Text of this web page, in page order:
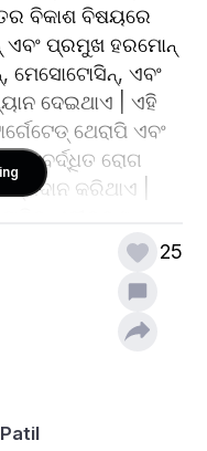
ବିକାଶ ବିଷୟରେ
ଏବଂ ପ୍ରମୁଖ ହରମୋନ୍
ଏବଂ
ଦେଇଥାଏ | ଏହି
ଥେରାପି ଏବଂ
ବର୍ଦ୍ଧିତ ରୋଗ
କରିଥାଏ |
| ଏହି
25